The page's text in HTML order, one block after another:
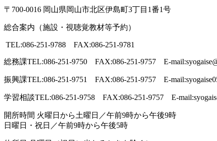
〒700-0016 岡山県岡山市北区伊島町3丁目1番1号
総合案内（施設・視聴覚教材等予約）
TEL:086-251-9788 FAX:086-251-9781
総務課TEL:086-251-9750 FAX:086-251-9757 E-
振興課TEL:086-251-9751 FAX:086-251-9757 E-
学習相談TEL:086-251-9758 FAX:086-251-9757 E-
開所時間 火曜日から土曜日／午前9時から午後9時
日曜日・祝日／午前9時から午後5時